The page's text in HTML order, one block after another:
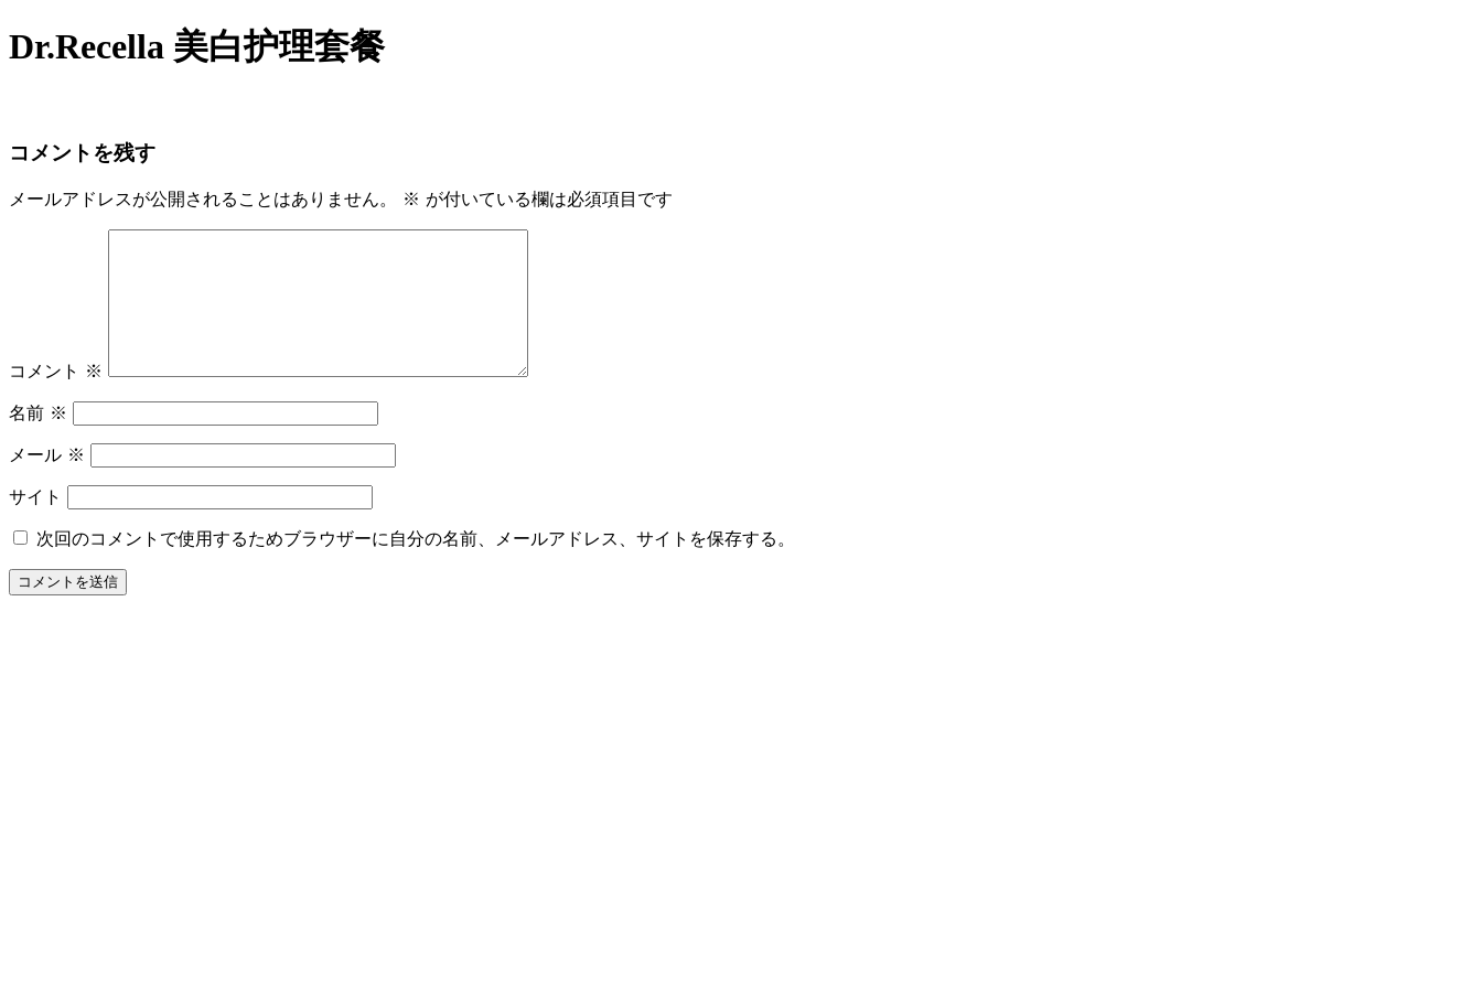
Skip
to
Dr.Recella 美白护理套餐
コメントを残す
メールアドレスが公開されることはありません。 ※ が付いている欄は必須項目です
コメント ※
名前 ※
メール ※
サイト
次回のコメントで使用するためブラウザーに自分の名前、メールアドレス、サイトを保存する。